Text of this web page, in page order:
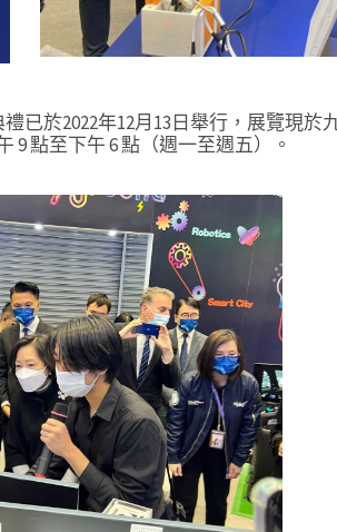
已於2022年12月13日舉行，展覽現於
9 點至下午 6 點（週一至週五）。